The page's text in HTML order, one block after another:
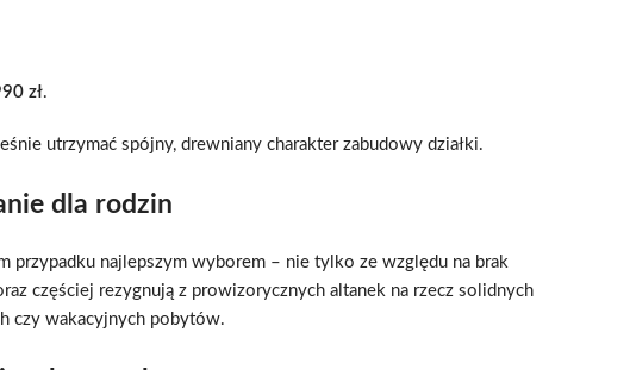
zł.
utrzymać spójny, drewniany charakter zabudowy działki.
dla rodzin
przypadku najlepszym wyborem – nie tylko ze względu na brak
częściej rezygnują z prowizorycznych altanek na rzecz solidnych
czy wakacyjnych pobytów.